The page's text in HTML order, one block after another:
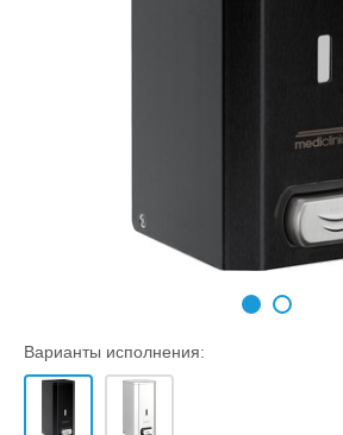
Варианты исполнения: